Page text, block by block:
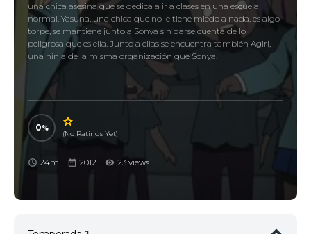
una chica asesina que se dedica a ir a clases en una escuela
normal. Yasuna, una chica que no le tiene miedo a nada, es algo
torpe, se mantiene junto a Sonya sin darse cuenta de lo
peligrosa que es ella. Junto a ellas se encuentra también Agiri,
una ninja de la misma organización que Sonya.
0
(No Ratings Yet)
24m 2012 23 views